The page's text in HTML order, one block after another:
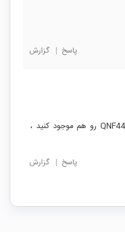
پاسخ | گزارش
لطفا آیسی ATmega32U4 پکیج QNF44 رو هم موجود کنید ،
پاسخ | گزارش